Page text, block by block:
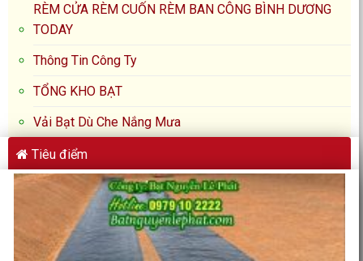
RÈM CỬA RÈM CUỐN RÈM BAN CÔNG BÌNH DƯƠNG
TODAY
Thông Tin Công Ty
TỔNG KHO BẠT
Vải Bạt Dù Che Nắng Mưa
Tiêu điểm